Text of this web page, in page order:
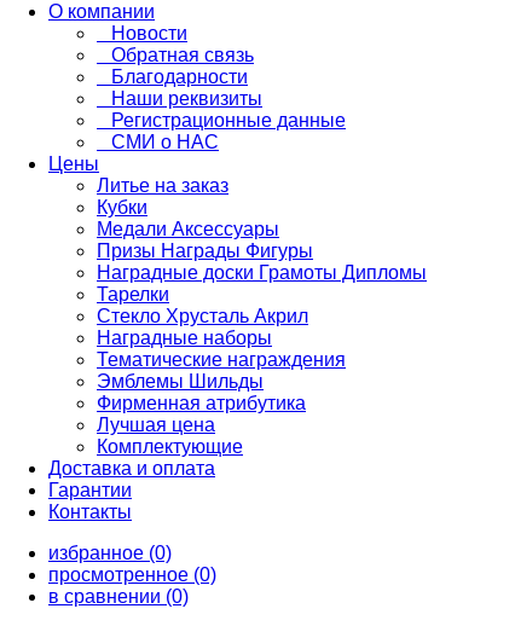
О компании
Новости
Обратная связь
Благодарности
Наши реквизиты
Регистрационные данные
СМИ о НАС
Цены
Литье на заказ
Кубки
Медали Аксессуары
Призы Награды Фигуры
Наградные доски Грамоты Дипломы
Тарелки
Стекло Хрусталь Акрил
Наградные наборы
Тематические награждения
Эмблемы Шильды
Фирменная атрибутика
Лучшая цена
Комплектующие
Доставка и оплата
Гарантии
Контакты
избранное (0)
просмотренное (0)
в сравнении (0)